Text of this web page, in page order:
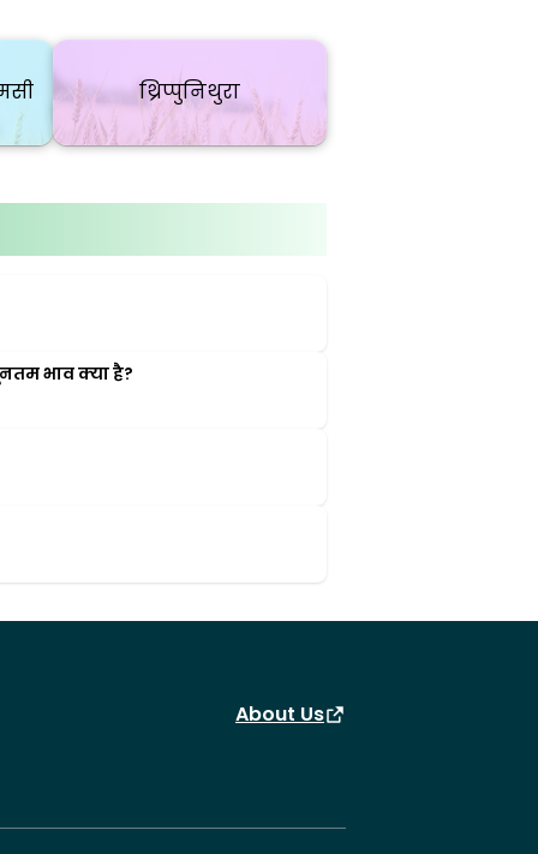
थ्रिप्पुनिथुरा
भाव क्या है?
About Us